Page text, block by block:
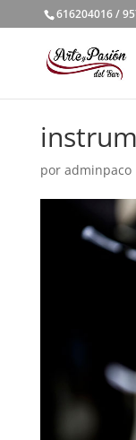
616204016 /
por adminpaco